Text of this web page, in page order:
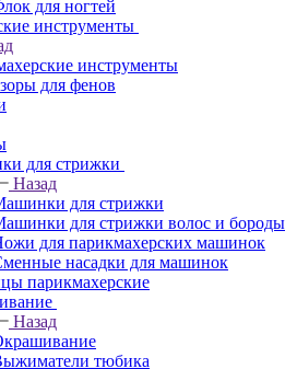
для ногтей
инструменты
инструменты
для фенов
для стрижки
Назад
для стрижки
для стрижки волос и бороды
для парикмахерских машинок
насадки для машинок
парикмахерские
Назад
тюбика